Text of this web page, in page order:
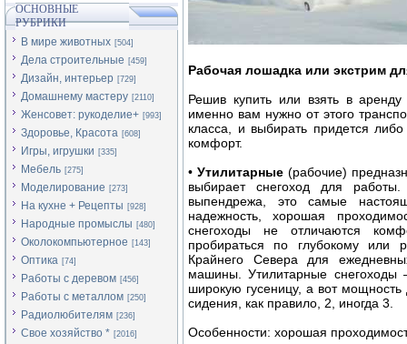
ОСНОВНЫЕ
РУБРИКИ
В мире животных [504]
Дела строительные [459]
Дизайн, интерьер [729]
Домашнему мастеру [2110]
Женсовет: рукоделие+ [993]
Здоровье, Красота [608]
Игры, игрушки [335]
Мебель [275]
Моделирование [273]
На кухне + Рецепты [928]
Народные промыслы [480]
Околокомпьютерное [143]
Оптика [74]
Работы с деревом [456]
Работы с металлом [250]
Радиолюбителям [236]
Свое хозяйство * [2016]
Рабочая лошадка или экстрим
Решив купить или взять в аренду
именно вам нужно от этого
класса, и выбирать придется
комфорт.
• Утилитарные (рабочие)
выбирает снегоход для
выпендрежа, это самые
надежность, хорошая
снегоходы не отличаются
пробираться по глубокому или
Крайнего Севера для
машины. Утилитарные
широкую гусеницу, а вот
сидения, как правило, 2, иногда 3.
Особенности: хорошая